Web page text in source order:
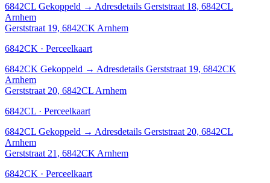
6842CL Gekoppeld → Adresdetails Gerststraat 18, 6842CL
Arnhem
Gerststraat 19, 6842CK Arnhem
6842CK · Perceelkaart
6842CK Gekoppeld → Adresdetails Gerststraat 19, 6842CK
Arnhem
Gerststraat 20, 6842CL Arnhem
6842CL · Perceelkaart
6842CL Gekoppeld → Adresdetails Gerststraat 20, 6842CL
Arnhem
Gerststraat 21, 6842CK Arnhem
6842CK · Perceelkaart